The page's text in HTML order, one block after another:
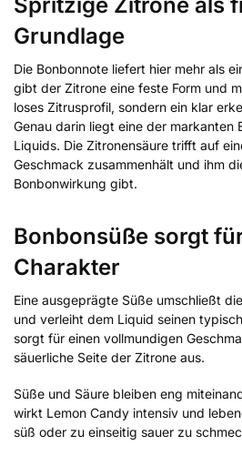
Grundlage
Die Bonbonnote liefert hier mehr als
gibt der Zitrone eine feste Form und
loses Zitrusprofil, sondern ein klar
Genau darin liegt eine der markanten
Liquids. Die Zitronensäure trifft auf
Geschmack zusammenhält und ihm
Bonbonwirkung gibt.
Bonbonsüße sorgt
Charakter
Eine ausgeprägte Süße umschließt
und verleiht dem Liquid seinen
sorgt für einen vollmundigen
säuerliche Seite der Zitrone aus.
Süße und Säure bleiben eng
wirkt Lemon Candy intensiv und
süß oder zu einseitig sauer zu